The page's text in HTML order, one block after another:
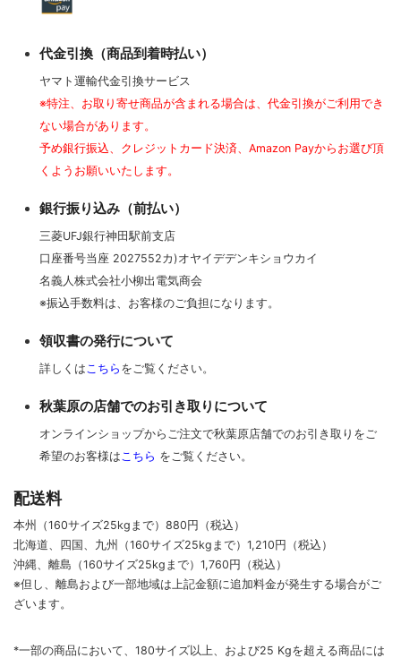
その他アクセサリー
代金引換（商品到着時払い）
ヤマト運輸代金引換サービス
※特注、お取り寄せ商品が含まれる場合は、代金引換がご利用でき
ない場合があります。
予め銀行振込、クレジットカード決済、Amazon Payからお選び頂
くようお願いいたします。
銀行振り込み（前払い）
三菱UFJ銀行神田駅前支店
口座番号当座 2027552カ)オヤイデデンキショウカイ
名義人株式会社小柳出電気商会
※振込手数料は、お客様のご負担になります。
領収書の発行について
詳しくはこちら をご覧ください。
秋葉原の店舗でのお引き取りについて
オンラインショップからご注文で秋葉原店舗でのお引き取りをご
希望のお客様はこちら をご覧ください。
配送料
本州（160サイズ25kgまで）880円（税込）
北海道、四国、九州
（160サイズ25kgまで） 1,210円（税込）
沖縄、離島 （160サイズ25kgまで） 1,760円（税込）
※但し、離島および一部地域は上記金額に追加料金が発生する場合がご
ざいます。
*一部の商品において、180サイズ以上、および25 Kgを超える商品には